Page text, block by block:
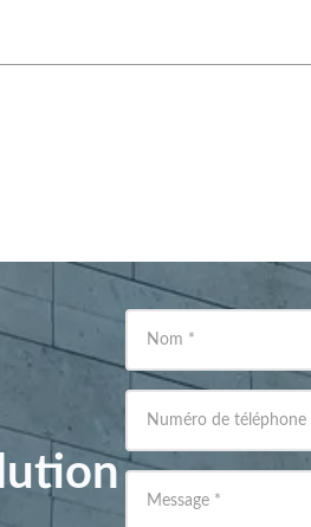
Nom *
Numéro de téléphone
Message *